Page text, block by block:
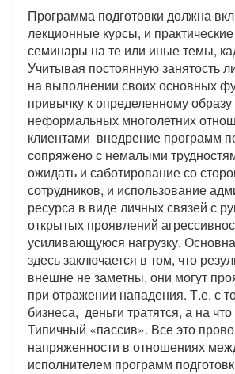
Программа подготовки должна
лекционные курсы, и
семинары на те или иные темы,
Учитывая постоянную занятость
на выполнении своих основных
привычку к определенному
неформальных многолетних
клиентами внедрение программ
сопряжено с немалыми
ожидать и саботирование со
сотрудников, и использование
ресурса в виде личных связей с
открытых проявлений
усиливающуюся нагрузку.
здесь заключается в том, что
внешне не заметны, они могут
при отражении нападения. Т.е. с
бизнеса, деньги тратятся, а на
Типичный «пассив». Все это
напряженности в отношениях
исполнителем программ